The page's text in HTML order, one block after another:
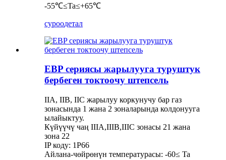
-55℃≤Ta≤+65℃
суроодетал
EBP сериясы жарылууга туруштук
бербеген токтоочу штепсель
IIA, IIB, IIC жарылуу коркунучу бар газ
зонасында 1 жана 2 зоналарында колдонууга
ылайыктуу.
Күйүүчү чаң IIIA,IIIB,IIIC зонасы 21 жана
зона 22
IP коду: 1P66
Айлана-чөйрөнүн температурасы: -60≤ Ta